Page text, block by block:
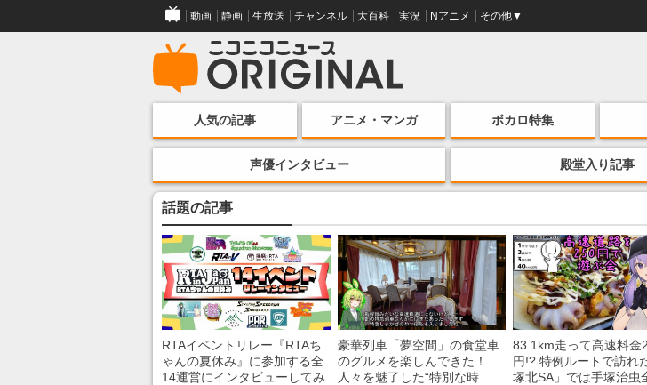
動画 静画 生放送 チャンネル 大百科 実況 Nアニメ その他▼
人気の記事 アニメ・マンガ ボカロ特集
声優インタビュー 殿堂入り記事
話題の記事
RTAイベントリレー『RTAち
ゃんの夏休み』に参加する全
14運営にインタビューしてみ
豪華列車「夢空間」の食堂車
のグルメを楽しんできた！
人々を魅了した“特別な時
83.1km走って高速料金
円!? 特例ルートで訪れ
塚北SA」では手塚治虫